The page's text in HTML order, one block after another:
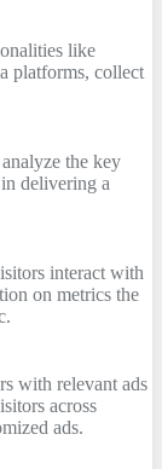
like
platforms, collect
the key
delivering a
interact with
on metrics the
with relevant ads
across
ads.